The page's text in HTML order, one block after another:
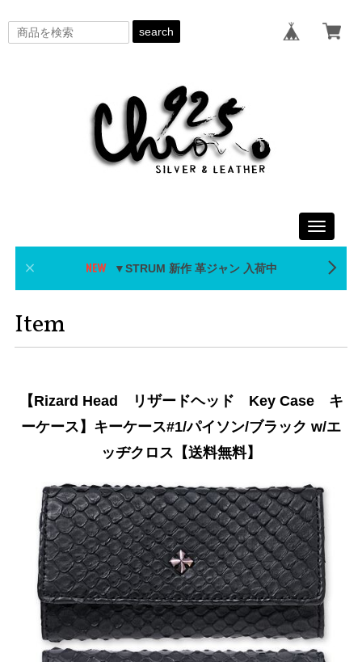
search
Toggle
▼STRUM 新作 革ジャン 入荷中
Item
【Rizard Head リザードヘッド Key Case キ
ーケース】キーケース#1/パイソン/ブラック w/エ
ッヂクロス【送料無料】